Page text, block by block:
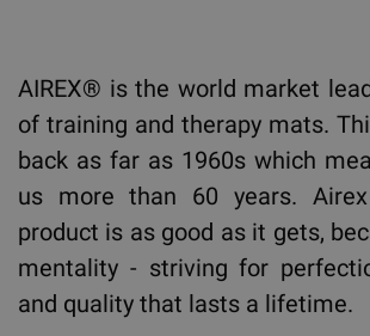
AIREX® is the world market
of training and therapy mats.
back as far as 1960s which
us more than 60 years.
product is as good as it gets,
mentality - striving for
and quality that lasts a lifetime.